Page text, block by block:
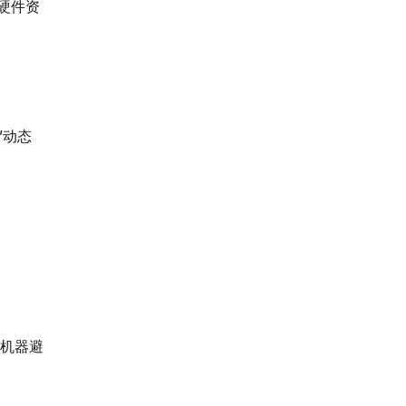
件资
态
器避